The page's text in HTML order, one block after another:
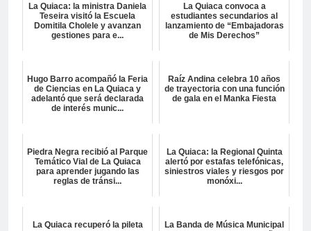
La Quiaca: la ministra Daniela
Teseira visitó la Escuela
Domitila Cholele y avanzan
gestiones para e...
La Quiaca convoca a
estudiantes secundarios al
lanzamiento de “Embajadoras
de Mis Derechos”
Hugo Barro acompañó la Feria
de Ciencias en La Quiaca y
adelantó que será declarada
de interés munic...
Raíz Andina celebra 10 años
de trayectoria con una función
de gala en el Manka Fiesta
Piedra Negra recibió al Parque
Temático Vial de La Quiaca
para aprender jugando las
reglas de tránsi...
La Quiaca: la Regional Quinta
alertó por estafas telefónicas,
siniestros viales y riesgos por
monóxi...
La Quiaca recuperó la pileta
La Banda de Música Municipal